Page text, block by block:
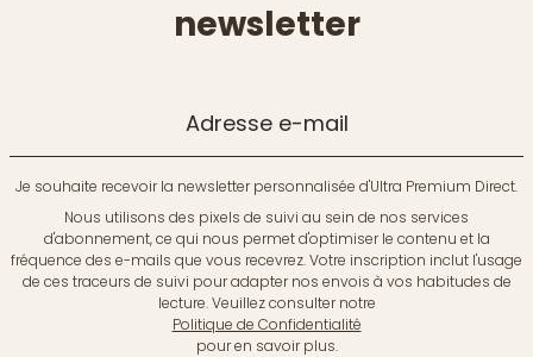
newsletter
Adresse e-mail
Je souhaite recevoir la newsletter personnalisée d'Ultra Premium Direct.
Nous utilisons des pixels de suivi au sein de nos services
d'abonnement, ce qui nous permet d'optimiser le contenu et la
fréquence des e-mails que vous recevrez. Votre inscription inclut l'usage
de ces traceurs de suivi pour adapter nos envois à vos habitudes de
lecture. Veuillez consulter notre
Politique de Confidentialité
pour en savoir plus.